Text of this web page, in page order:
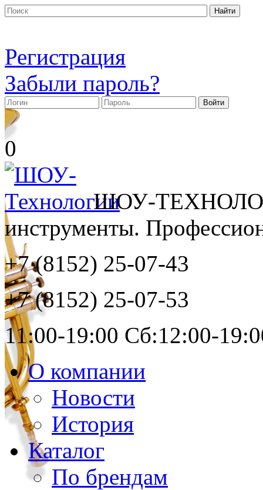
Регистрация
Забыли пароль?
0
ШОУ-
инструменты.
+7 (8152) 25-07-43
+7 (8152) 25-07-53
11:00-19:00 Сб:12:00-
О компании
Новости
История
Каталог
По брендам